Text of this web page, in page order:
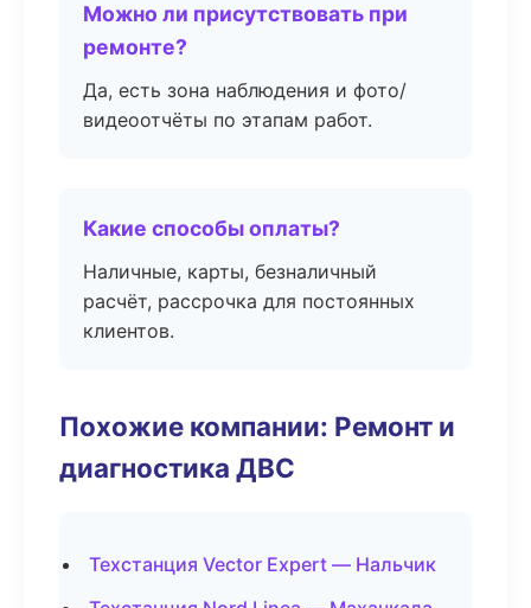
Можно ли присутствовать при
ремонте?
Да, есть зона наблюдения и фото/
видеоотчёты по этапам работ.
Какие способы оплаты?
Наличные, карты, безналичный
расчёт, рассрочка для постоянных
клиентов.
Похожие компании: Ремонт и
диагностика ДВС
Техстанция Vector Expert — Нальчик